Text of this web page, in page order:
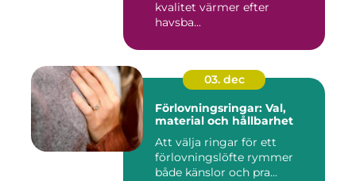
kvalitet värmer efter
havsba...
03. dec
Förlovningsringar: Val,
material och hållbarhet
Att välja ringar för ett
förlovningslöfte rymmer
både känslor och pra...